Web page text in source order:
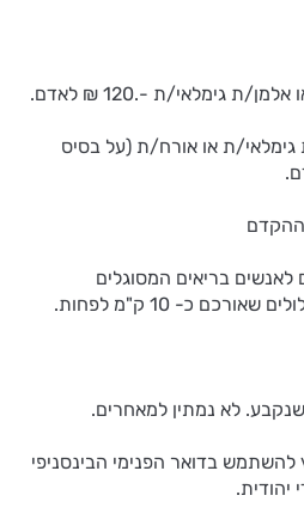
ת או אורח/ת (על בסיס
בריאים המסוגלים
כ- 10 ק"מ לפחות.
לא נמתין למאחרים.
בדואר הפנימי הבינסניפי